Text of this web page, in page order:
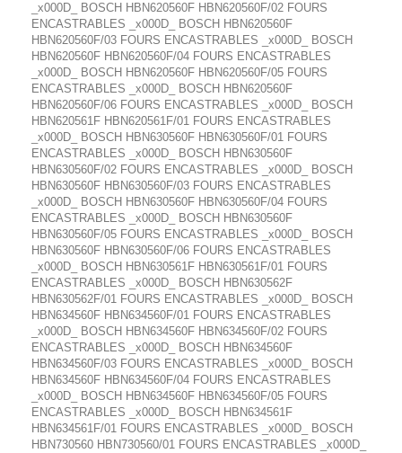
_x000D_ BOSCH HBN620560F HBN620560F/02 FOURS
ENCASTRABLES _x000D_ BOSCH HBN620560F
HBN620560F/03 FOURS ENCASTRABLES _x000D_ BOSCH
HBN620560F HBN620560F/04 FOURS ENCASTRABLES
_x000D_ BOSCH HBN620560F HBN620560F/05 FOURS
ENCASTRABLES _x000D_ BOSCH HBN620560F
HBN620560F/06 FOURS ENCASTRABLES _x000D_ BOSCH
HBN620561F HBN620561F/01 FOURS ENCASTRABLES
_x000D_ BOSCH HBN630560F HBN630560F/01 FOURS
ENCASTRABLES _x000D_ BOSCH HBN630560F
HBN630560F/02 FOURS ENCASTRABLES _x000D_ BOSCH
HBN630560F HBN630560F/03 FOURS ENCASTRABLES
_x000D_ BOSCH HBN630560F HBN630560F/04 FOURS
ENCASTRABLES _x000D_ BOSCH HBN630560F
HBN630560F/05 FOURS ENCASTRABLES _x000D_ BOSCH
HBN630560F HBN630560F/06 FOURS ENCASTRABLES
_x000D_ BOSCH HBN630561F HBN630561F/01 FOURS
ENCASTRABLES _x000D_ BOSCH HBN630562F
HBN630562F/01 FOURS ENCASTRABLES _x000D_ BOSCH
HBN634560F HBN634560F/01 FOURS ENCASTRABLES
_x000D_ BOSCH HBN634560F HBN634560F/02 FOURS
ENCASTRABLES _x000D_ BOSCH HBN634560F
HBN634560F/03 FOURS ENCASTRABLES _x000D_ BOSCH
HBN634560F HBN634560F/04 FOURS ENCASTRABLES
_x000D_ BOSCH HBN634560F HBN634560F/05 FOURS
ENCASTRABLES _x000D_ BOSCH HBN634561F
HBN634561F/01 FOURS ENCASTRABLES _x000D_ BOSCH
HBN730560 HBN730560/01 FOURS ENCASTRABLES _x000D_